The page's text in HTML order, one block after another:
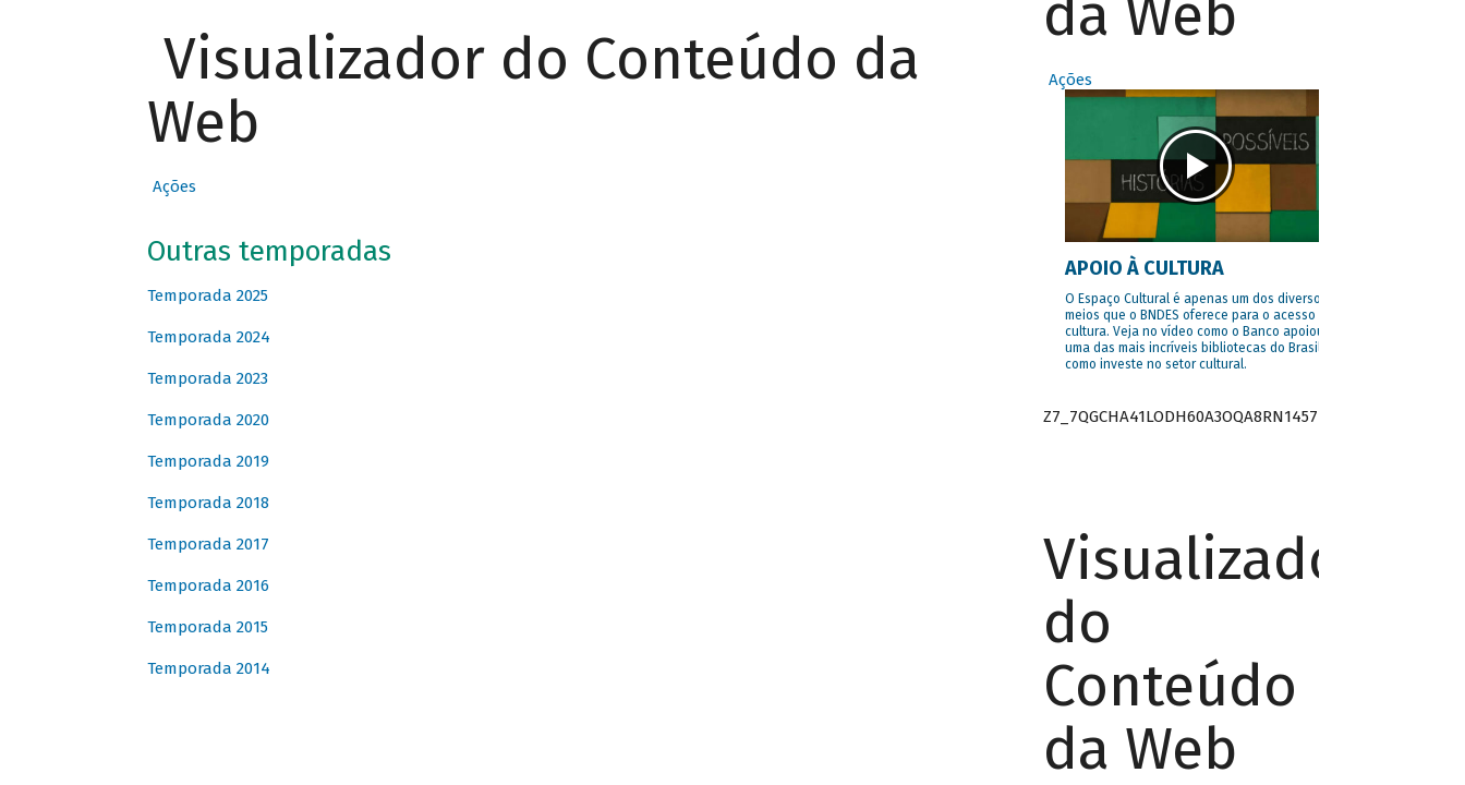
Visualizador do Conteúdo da
Web
Ações
Outras temporadas
Temporada 2025
Temporada 2024
Temporada 2023
Temporada 2020
Temporada 2019
Temporada 2018
Temporada 2017
Temporada 2016
Temporada 2015
Temporada 2014
da Web
Ações
APOIO À CULTURA
O Espaço Cultural é apenas um dos diversos
meios que o BNDES oferece para o acesso à
cultura. Veja no vídeo como o Banco apoiou
uma das mais incríveis bibliotecas do Brasil e
como investe no setor cultural.
Z7_7QGCHA41LODH60A3OQA8RN1457
Visualizador
do
Conteúdo
da Web